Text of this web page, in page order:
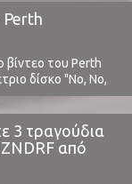
ποιοτικά ονόματα
Beirut! Διαβάστε
της παραγωγής: Το
φεστιβάλ που
του Perth
δίσκο "No, No,
έχει φθάσει
βάση την τελευταία
τρόπο εμφανές
τον οποίο τόσο
3 τραγούδια
από